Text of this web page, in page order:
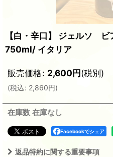
【白・辛口】 ジェルソ
750ml/ イタリア
販売価格: 2,600円(税別)
(税込: 2,860円)
在庫数 在庫なし
Facebookでシェア
返品特約に関する重要事項